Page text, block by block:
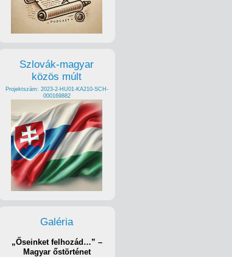
Szlovák-magyar
közös múlt
Projektszám: 2023-2-HU01-KA210-SCH-
000169882
Galéria
„Őseinket felhozád…” –
Magyar őstörténet